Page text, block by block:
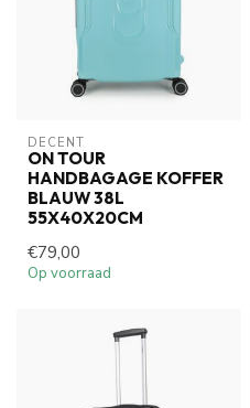
DECENT
ON TOUR
HANDBAGAGE KOFFER
BLAUW 38L
55X40X20CM
€79,00
Op voorraad